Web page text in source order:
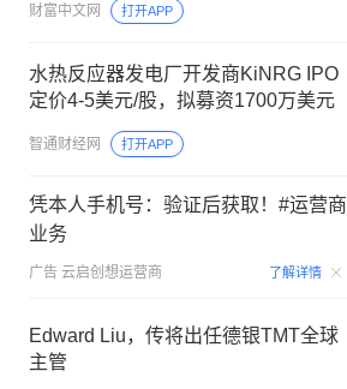
财富中文网 打开APP
水热反应器发电厂开发商KiNRG IPO
定价4-5美元/股，拟募资1700万美元
智通财经网 打开APP
凭本人手机号：验证后获取！#运营商
业务
广告 云启创想运营商 了解详情
Edward Liu，传将出任德银TMT全球
主管